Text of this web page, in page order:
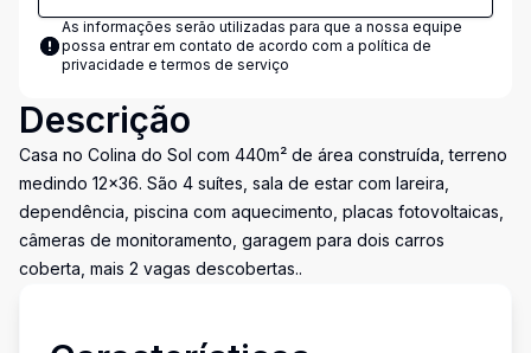
As informações serão utilizadas para que a nossa equipe
possa entrar em contato de acordo com a política de
privacidade e termos de serviço
Descrição
Casa no Colina do Sol com 440m² de área construída, terreno
medindo 12x36. São 4 suítes, sala de estar com lareira,
dependência, piscina com aquecimento, placas fotovoltaicas,
câmeras de monitoramento, garagem para dois carros
coberta, mais 2 vagas descobertas..